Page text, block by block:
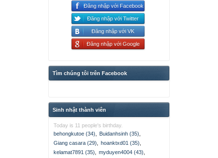
Đăng nhập với Facebook
Đăng nhập với Twitter
Đăng nhập với VK
Đăng nhập với Google
Tìm chúng tôi trên Facebook
Sinh nhật thành viên
Today is 11 people's birthday.
behongkutoe (34)
Buidanhsinh (35)
Giang casara (29)
hoanktxd01 (35)
kelamat7891 (35)
myduyen4004 (43)